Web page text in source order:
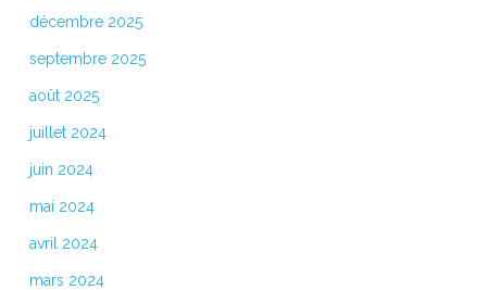
décembre 2025
septembre 2025
août 2025
juillet 2024
juin 2024
mai 2024
avril 2024
mars 2024